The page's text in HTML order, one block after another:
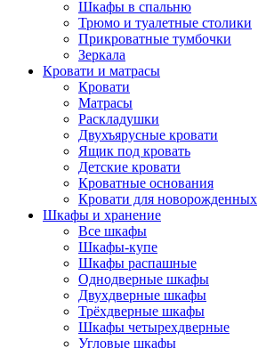
Шкафы в спальню
Трюмо и туалетные столики
Прикроватные тумбочки
Зеркала
Кровати и матрасы
Кровати
Матрасы
Раскладушки
Двухъярусные кровати
Ящик под кровать
Детские кровати
Кроватные основания
Кровати для новорожденных
Шкафы и хранение
Все шкафы
Шкафы-купе
Шкафы распашные
Однодверные шкафы
Двухдверные шкафы
Трёхдверные шкафы
Шкафы четырехдверные
Угловые шкафы